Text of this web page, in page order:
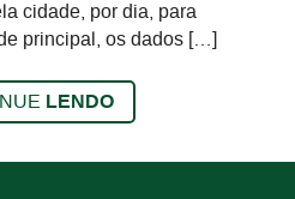
cidade, por dia, para
principal, os dados […]
LENDO